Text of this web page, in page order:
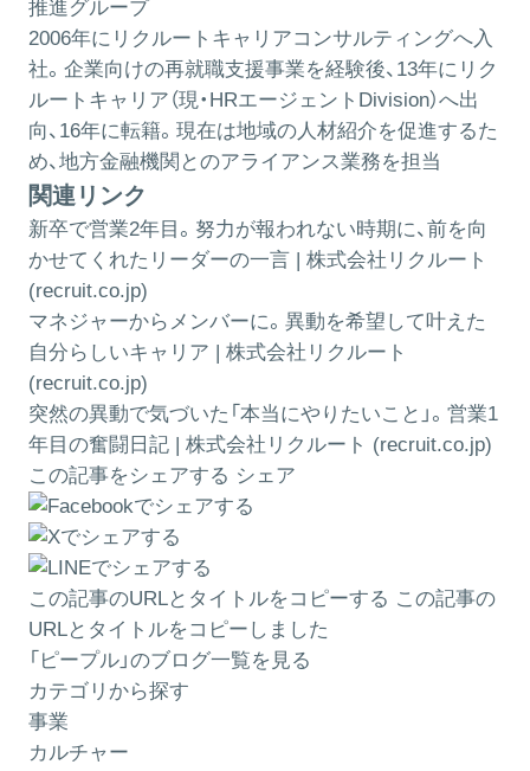
推進グループ
2006年にリクルートキャリアコンサルティングへ入
社。企業向けの再就職支援事業を経験後、13年にリク
ルートキャリア（現・HRエージェントDivision）へ出
向、16年に転籍。現在は地域の人材紹介を促進するた
め、地方金融機関とのアライアンス業務を担当
関連リンク
新卒で営業2年目。努力が報われない時期に、前を向
かせてくれたリーダーの一言 | 株式会社リクルート
(recruit.co.jp)
マネジャーからメンバーに。異動を希望して叶えた
自分らしいキャリア | 株式会社リクルート
(recruit.co.jp)
突然の異動で気づいた「本当にやりたいこと」。営業1
年目の奮闘日記 | 株式会社リクルート (recruit.co.jp)
この記事をシェアする シェア
この記事のURLとタイトルをコピーする この記事の
URLとタイトルをコピーしました
「ピープル」のブログ一覧を見る
カテゴリから探す
事業
カルチャー